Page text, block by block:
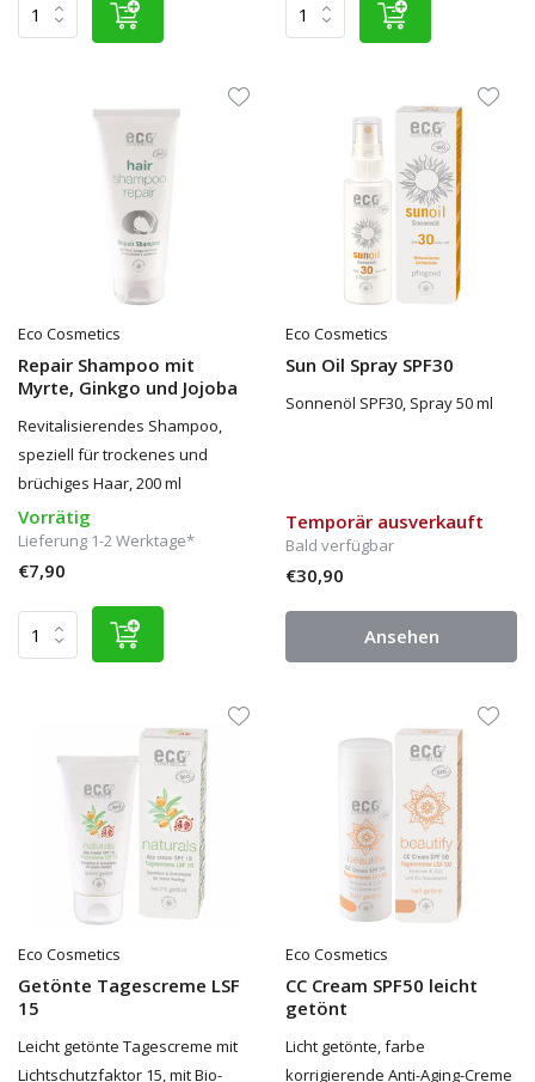
Eco Cosmetics
Repair Shampoo mit
Myrte, Ginkgo und Jojoba
Revitalisierendes Shampoo,
speziell für trockenes und
brüchiges Haar, 200 ml
Vorrätig
Lieferung 1-2 Werktage*
€7,90
Eco Cosmetics
Sun Oil Spray SPF30
Sonnenöl SPF30, Spray 50 ml
Temporär ausverkauft
Bald verfügbar
€30,90
Ansehen
Eco Cosmetics
Getönte Tagescreme LSF
15
Leicht getönte Tagescreme mit
Lichtschutzfaktor 15, mit Bio-
Eco Cosmetics
CC Cream SPF50 leicht
getönt
Licht getönte, farbe
korrigierende Anti-Aging-Creme